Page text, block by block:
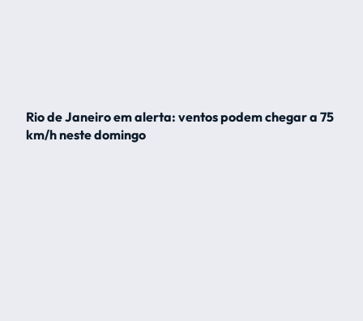
Rio de Janeiro em alerta: ventos podem chegar a 75
km/h neste domingo